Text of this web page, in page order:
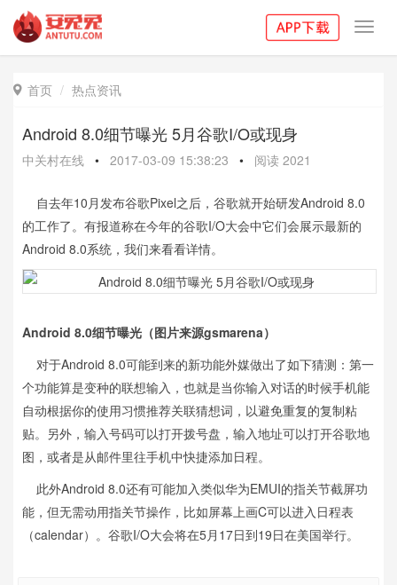
 首页 热点资讯
Android 8.0细节曝光 5月谷歌I/O或现身
中关村在线 • 2017-03-09 15:38:23 • 阅读 2021
自去年10月发布谷歌Pixel之后，谷歌就开始研发Android 8.0
的工作了。有报道称在今年的谷歌I/O大会中它们会展示最新的
Android 8.0系统，我们来看看详情。
Android 8.0细节曝光（图片来源gsmarena）
对于Android 8.0可能到来的新功能外媒做出了如下猜测：第一
个功能算是变种的联想输入，也就是当你输入对话的时候手机能
自动根据你的使用习惯推荐关联猜想词，以避免重复的复制粘
贴。另外，输入号码可以打开拨号盘，输入地址可以打开谷歌地
图，或者是从邮件里往手机中快捷添加日程。
此外Android 8.0还有可能加入类似华为EMUI的指关节截屏功
能，但无需动用指关节操作，比如屏幕上画C可以进入日程表
（calendar）。谷歌I/O大会将在5月17日到19日在美国举行。